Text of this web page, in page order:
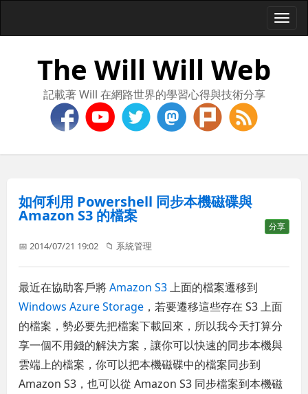
The Will Will Web
記載著 Will 在網路世界的學習心得與技術分享
如何利用 Powershell 同步本機磁碟與
Amazon S3 的檔案
分享
📅 2014/07/21 19:02 📁 系統管理
最近在協助客戶將Amazon S3上面的檔案遷移到
Windows Azure Storage ，若要遷移這些存在 S3 上面
的檔案，勢必要先把檔案下載回來，所以我今天打算分
享一個不用錢的解決方案，讓你可以快速的同步本機與
雲端上的檔案，你可以把本機磁碟中的檔案同步到
Amazon S3，也可以從 Amazon S3 同步檔案到本機磁